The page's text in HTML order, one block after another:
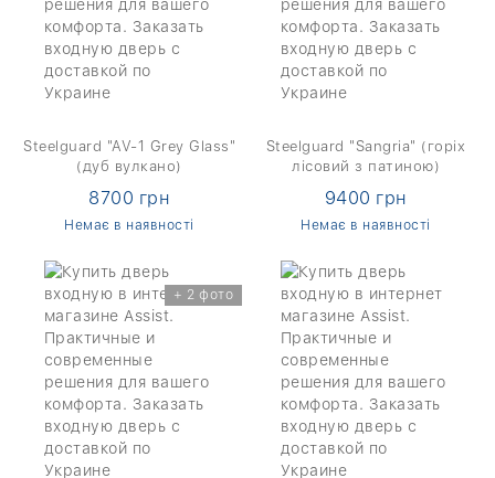
Steelguard "AV-1 Grey Glass"
(дуб вулкано)
8700 грн
Немає в наявності
Steelguard "Sangria" (горіх
лісовий з патиною)
9400 грн
Немає в наявності
+ 2 фото